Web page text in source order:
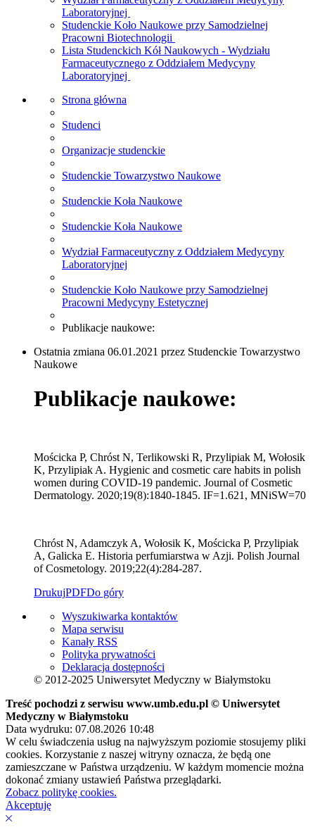
Laboratoryjnej
Studenckie Koło Naukowe przy Samodzielnej
Pracowni Biotechnologii
Lista Studenckich Kół Naukowych - Wydziału
Farmaceutycznego z Oddziałem Medycyny
Laboratoryjnej
Strona główna
Studenci
Organizacje studenckie
Studenckie Towarzystwo Naukowe
Studenckie Koła Naukowe
Studenckie Koła Naukowe
Wydział Farmaceutyczny z Oddziałem Medycyny
Laboratoryjnej
Studenckie Koło Naukowe przy Samodzielnej
Pracowni Medycyny Estetycznej
Publikacje naukowe:
Ostatnia zmiana 06.01.2021 przez Studenckie Towarzystwo
Naukowe
Publikacje naukowe:
Mościcka P, Chróst N, Terlikowski R, Przylipiak M, Wołosik
K, Przylipiak A. Hygienic and cosmetic care habits in polish
women during COVID-19 pandemic. Journal of Cosmetic
Dermatology. 2020;19(8):1840-1845. IF=1.621, MNiSW=70
Chróst N, Adamczyk A, Wołosik K, Mościcka P, Przylipiak
A, Galicka E. Historia perfumiarstwa w Azji. Polish Journal
of Cosmetology. 2019;22(4):284-287.
DrukujPDFDo góry
Wyszukiwarka kontaktów
Mapa serwisu
Kanały RSS
Polityka prywatności
Deklaracja dostępności
© 2012-2025 Uniwersytet Medyczny w Białymstoku
Treść pochodzi z serwisu www.umb.edu.pl © Uniwersytet
Medyczny w Białymstoku
Data wydruku: 07.08.2026 10:48
W celu świadczenia usług na najwyższym poziomie stosujemy pliki
cookies. Korzystanie z naszej witryny oznacza, że będą one
zamieszczane w Państwa urządzeniu. W każdym momencie można
dokonać zmiany ustawień Państwa przeglądarki.
Zobacz politykę cookies.
Akceptuję